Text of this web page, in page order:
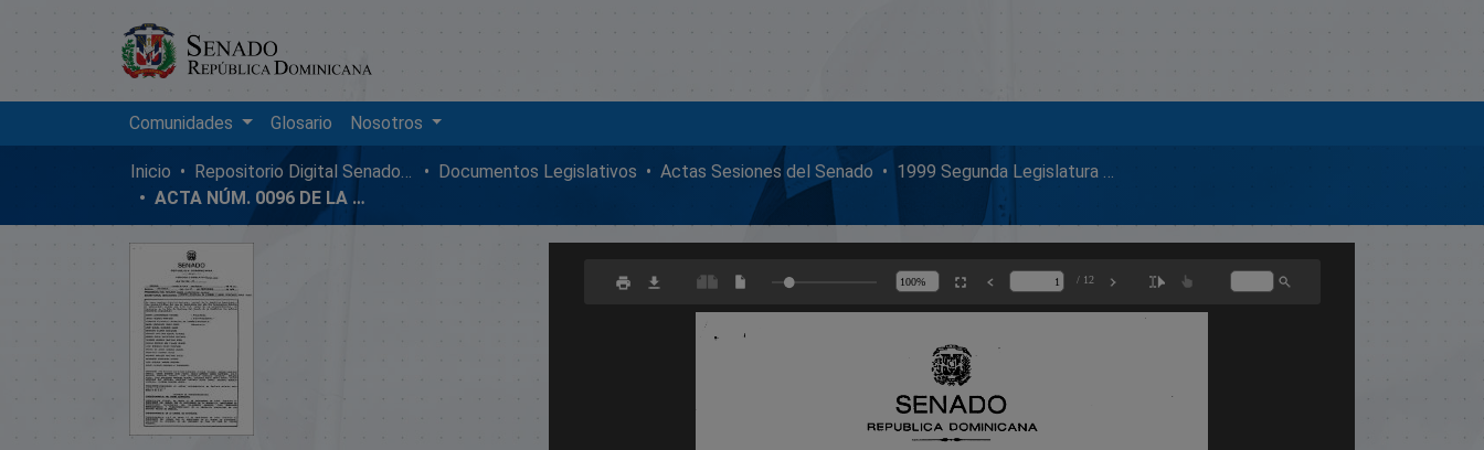
Comunidades Glosario Nosotros
Inicio Repositorio Digital SenadoRD Documentos Legislativos Actas Sesiones del Senado
1999 Segunda Legislatura Ordinaria
ACTA NÚM. 0096 DE LA SESIÓN ORDINARIA DEL SENADO DE LA REPÚBLICA DOMINICANA, MIÉRCOLES 15 DE SEPTIEMBRE DE 1999